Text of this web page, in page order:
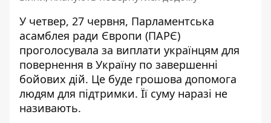
У четвер, 27 червня, Парламентська
асамблея ради Європи (ПАРЄ)
проголосувала за виплати українцям для
повернення в Україну по завершенні
бойових дій. Це буде грошова допомога
людям для підтримки. Її суму наразі не
називають.